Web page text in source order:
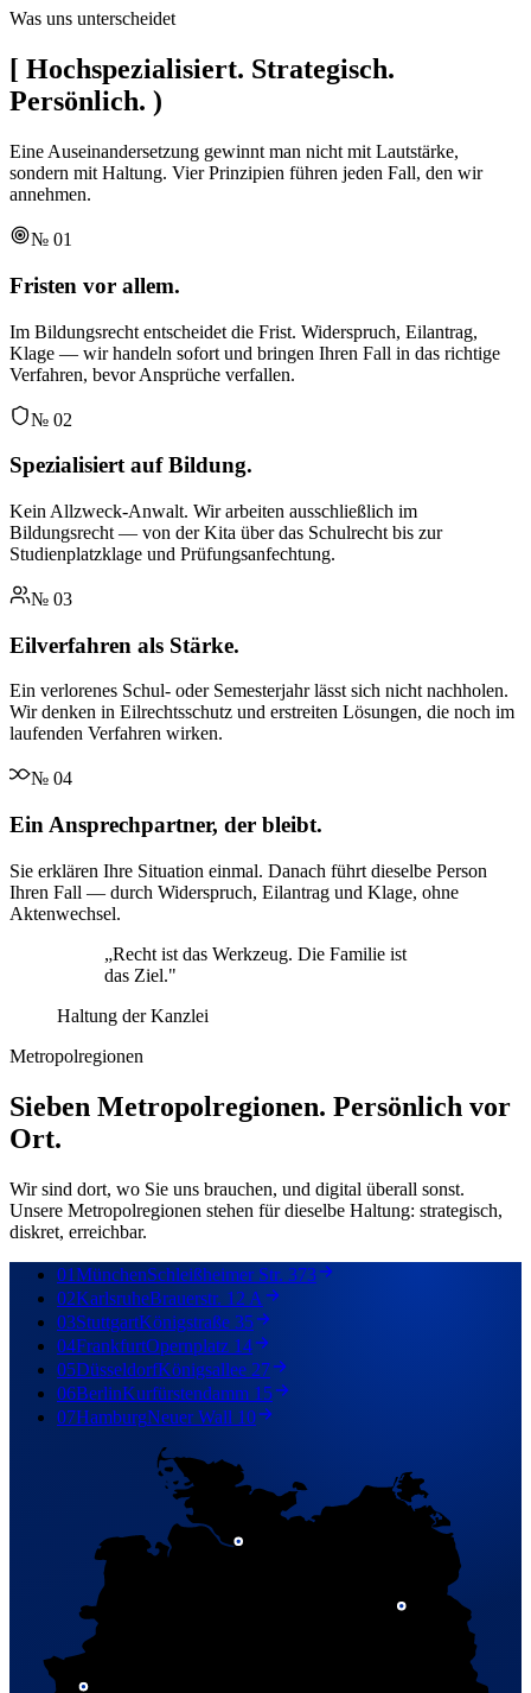
Was uns unterscheidet
[ Hochspezialisiert. Strategisch.
Persönlich. )
Eine Auseinandersetzung gewinnt man nicht mit Lautstärke,
sondern mit Haltung. Vier Prinzipien führen jeden Fall, den wir
annehmen.
№ 01
Fristen vor allem.
Im Bildungsrecht entscheidet die Frist. Widerspruch, Eilantrag,
Klage — wir handeln sofort und bringen Ihren Fall in das richtige
Verfahren, bevor Ansprüche verfallen.
№ 02
Spezialisiert auf Bildung.
Kein Allzweck-Anwalt. Wir arbeiten ausschließlich im
Bildungsrecht — von der Kita über das Schulrecht bis zur
Studienplatzklage und Prüfungsanfechtung.
№ 03
Eilverfahren als Stärke.
Ein verlorenes Schul- oder Semesterjahr lässt sich nicht nachholen.
Wir denken in Eilrechtsschutz und erstreiten Lösungen, die noch im
laufenden Verfahren wirken.
№ 04
Ein Ansprechpartner, der bleibt.
Sie erklären Ihre Situation einmal. Danach führt dieselbe Person
Ihren Fall — durch Widerspruch, Eilantrag und Klage, ohne
Aktenwechsel.
„Recht ist das Werkzeug. Die Familie ist
das Ziel."
Haltung der Kanzlei
Metropolregionen
Sieben Metropolregionen. Persönlich vor
Ort.
Wir sind dort, wo Sie uns brauchen, und digital überall sonst.
Unsere Metropolregionen stehen für dieselbe Haltung: strategisch,
diskret, erreichbar.
01MünchenSchleißheimer Str. 373
02KarlsruheBrauerstr. 12 A
03StuttgartKönigstraße 35
04FrankfurtOpernplatz 14
05DüsseldorfKönigsallee 27
06BerlinKurfürstendamm 15
07HamburgNeuer Wall 10